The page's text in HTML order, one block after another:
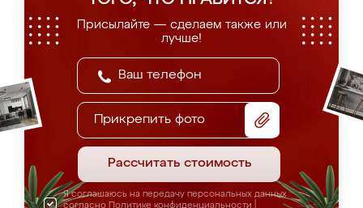
Присылайте — сделаем также или
лучше!
Прикрепить фото
Рассчитать стоимость
Я соглашаюсь на передачу персональных данных
согласно Политике конфиденциальности